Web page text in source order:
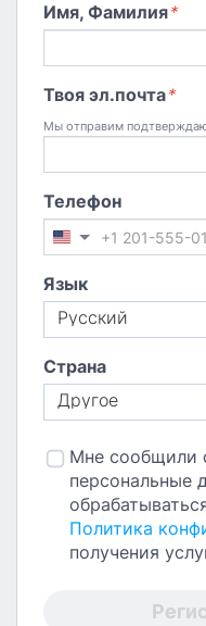
Имя, Фамилия*
Твоя эл.почта*
Мы отправим
Телефон
Язык
Русский
Страна
Другое
Мне сообщили
персональные
Политика
получения